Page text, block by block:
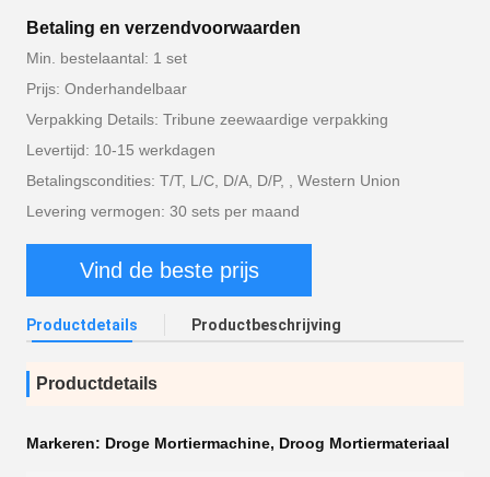
Betaling en verzendvoorwaarden
Min. bestelaantal: 1 set
Prijs: Onderhandelbaar
Verpakking Details: Tribune zeewaardige verpakking
Levertijd: 10-15 werkdagen
Betalingscondities: T/T, L/C, D/A, D/P, , Western Union
Levering vermogen: 30 sets per maand
Vind de beste prijs
Productdetails Productbeschrijving
Productdetails
Markeren: Droge Mortiermachine, Droog Mortiermateriaal